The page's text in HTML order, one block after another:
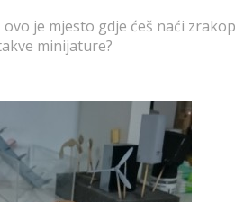
ovo je mjesto gdje ćeš naći
minijature?